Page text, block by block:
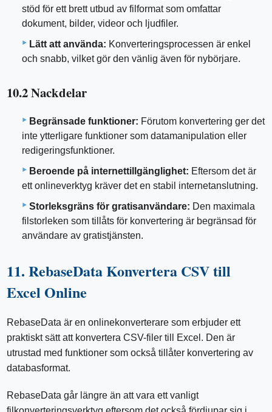
stöd för ett brett utbud av filformat som omfattar
dokument, bilder, videor och ljudfiler.
Lätt att använda: Konverteringsprocessen är enkel
och snabb, vilket gör den vänlig även för nybörjare.
10.2 Nackdelar
Begränsade funktioner: Förutom konvertering ger det
inte ytterligare funktioner som datamanipulation eller
redigeringsfunktioner.
Beroende på internettillgänglighet: Eftersom det är
ett onlineverktyg kräver det en stabil internetanslutning.
Storleksgräns för gratisanvändare: Den maximala
filstorleken som tillåts för konvertering är begränsad för
användare av gratistjänsten.
11. RebaseData Konvertera CSV till
Excel Online
RebaseData är en onlinekonverterare som erbjuder ett
praktiskt sätt att konvertera CSV-filer till Excel. Den är
utrustad med funktioner som också tillåter konvertering av
databasformat.
RebaseData går längre än att vara ett vanligt